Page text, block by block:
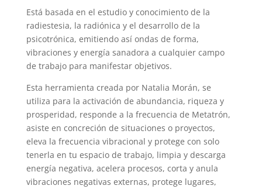
Está basada en el estudio y conocimiento de la
radiestesia, la radiónica y el desarrollo de la
psicotrónica, emitiendo así ondas de forma,
vibraciones y energía sanadora a cualquier campo
de trabajo para manifestar objetivos.
Esta herramienta creada por Natalia Morán, se
utiliza para la activación de abundancia, riqueza y
prosperidad, responde a la frecuencia de Metatrón,
asiste en concreción de situaciones o proyectos,
eleva la frecuencia vibracional y protege con solo
tenerla en tu espacio de trabajo, limpia y descarga
energía negativa, acelera procesos, corta y anula
vibraciones negativas externas, protege lugares,